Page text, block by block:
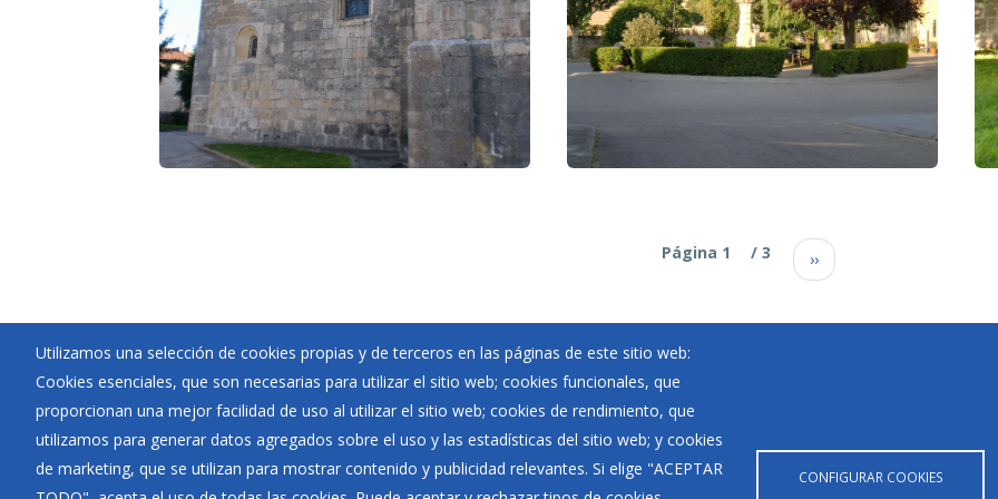
Paginación
Página 1 / 3 ››
Utilizamos una selección de cookies propias y de terceros en las páginas de este sitio web:
Cookies esenciales, que son necesarias para utilizar el sitio web; cookies funcionales, que
proporcionan una mejor facilidad de uso al utilizar el sitio web; cookies de rendimiento, que
utilizamos para generar datos agregados sobre el uso y las estadísticas del sitio web; y cookies
de marketing, que se utilizan para mostrar contenido y publicidad relevantes. Si elige "ACEPTAR
CONFIGURAR COOKIES
Ayuntamiento de Pedrosa de Río Úrbel
: Calle La plaza 2 - 09131
: 947451275
: pedrosaderiourbel@diputaciondeburgos.net
Corporación Municipal
Teléfonos de interés